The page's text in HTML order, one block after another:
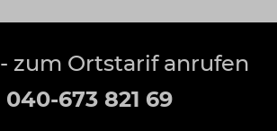
- zum Ortstarif anrufen
040-673 821 69